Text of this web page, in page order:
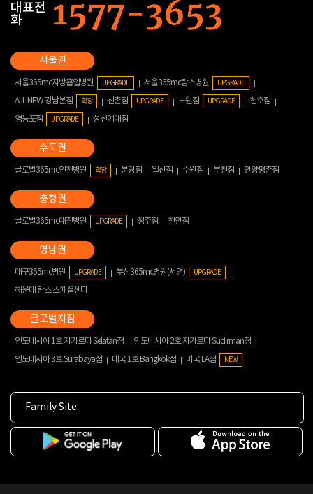
대표전
화
서울365mc지방흡입병원 UPGRADE 서울365mc람스병원 UPGRADE
ALL NEW 강남본점 확장 신촌점 UPGRADE 노원점 UPGRADE
천호점
영등포점
UPGRADE 성신여대점
글로벌365mc인천병원 확장 분당점 일산점 수원점 부천점 안양평촌점
글로벌365mc대전병원 UPGRADE 청주점 천안점
대구365mc병원 UPGRADE 부산365mc병원(서면) UPGRADE
해운대 람스 스페셜센터
인도네시아 1호 자카르타 Selatan점
인도네시아 2호 자카르타 Sudirman점
인도네시아 3호 Surabaya점
태국 1호 Bangkok점 미국 LA점 NEW
Family Site